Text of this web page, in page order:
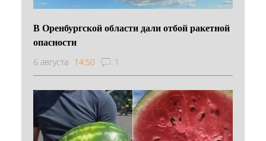
В Оренбургской области дали отбой ракетной
опасности
6 августа 14:50 1